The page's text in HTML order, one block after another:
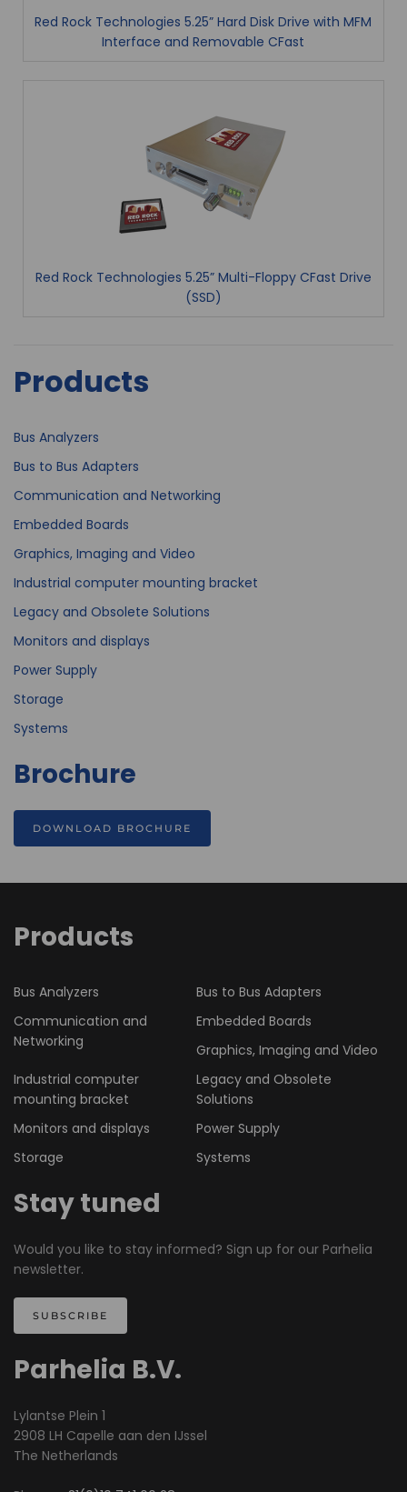
Red Rock Technologies 5.25” Hard Disk Drive with MFM
Interface and Removable CFast
Red Rock Technologies 5.25” Multi-Floppy CFast Drive
(SSD)
Products
Bus Analyzers
Bus to Bus Adapters
Communication and Networking
Embedded Boards
Graphics, Imaging and Video
Industrial computer mounting bracket
Legacy and Obsolete Solutions
Monitors and displays
Power Supply
Storage
Systems
Brochure
DOWNLOAD BROCHURE
Products
Bus Analyzers
Bus to Bus Adapters
Communication and
Networking
Embedded Boards
Graphics, Imaging and Video
Industrial computer
mounting bracket
Legacy and Obsolete
Solutions
Monitors and displays
Power Supply
Storage
Systems
Stay tuned
Would you like to stay informed? Sign up for our Parhelia
newsletter.
SUBSCRIBE
Parhelia B.V.
Lylantse Plein 1
2908 LH Capelle aan den IJssel
The Netherlands